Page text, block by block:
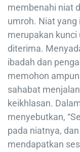
membenahi niat
umroh. Niat yang
merupakan
diterima.
ibadah dan
memohon
sahabat
keikhlasan.
menyebutkan,
pada niatnya,
mendapatkan